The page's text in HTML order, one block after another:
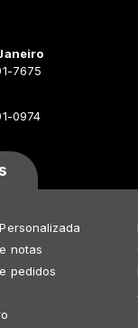
7675
0974
notas
pedidos